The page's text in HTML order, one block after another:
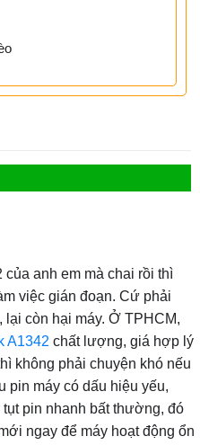
của anh em mà chai rồi thì
việc gián đoạn. Cứ phải
lại còn hại máy. Ở TPHCM,
A1342 chất lượng, giá hợp lý
không phải chuyện khó nếu
pin máy có dấu hiệu yếu,
pin nhanh bất thường, đó
ngay để máy hoạt động ổn